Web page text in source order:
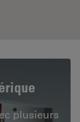
plusieurs